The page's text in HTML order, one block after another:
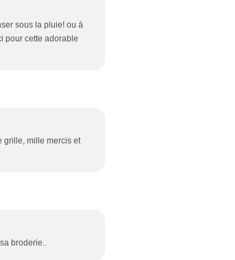
sous la pluie! ou à
pour cette adorable
grille, mille mercis et
broderie..